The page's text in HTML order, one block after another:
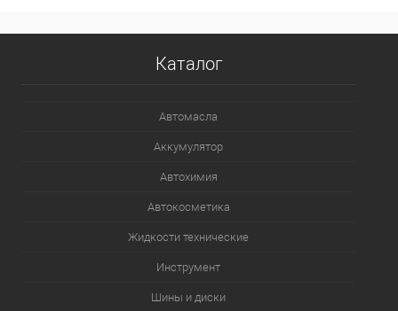
Каталог
Автомасла
Аккумулятор
Автохимия
Автокосметика
Жидкости технические
Инструмент
Шины и диски